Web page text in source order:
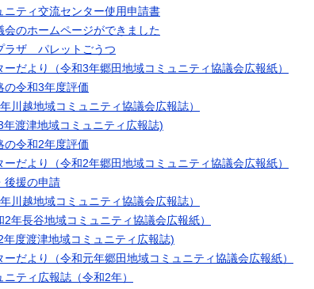
ニティ交流センター使用申請書
会のホームページができました
ラザ パレットごうつ
だより（令和3年郷田地域コミュニティ協議会広報紙）
の令和3年度評価
川越地域コミュニティ協議会広報誌）
渡津地域コミュニティ広報誌)
の令和2年度評価
だより（令和2年郷田地域コミュニティ協議会広報紙）
後援の申請
川越地域コミュニティ協議会広報誌）
年長谷地域コミュニティ協議会広報紙）
度渡津地域コミュニティ広報誌)
だより（令和元年郷田地域コミュニティ協議会広報紙）
ティ広報誌（令和2年）